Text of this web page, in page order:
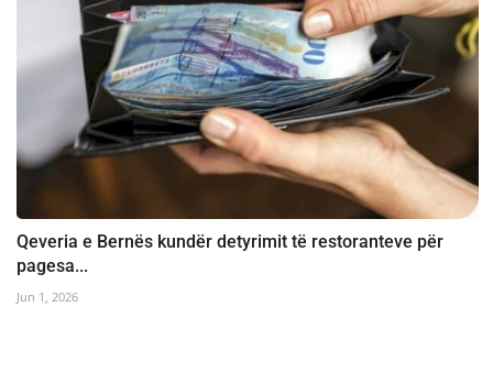
Qeveria e Bernës kundër detyrimit të restoranteve për
pagesa...
Jun 1, 2026